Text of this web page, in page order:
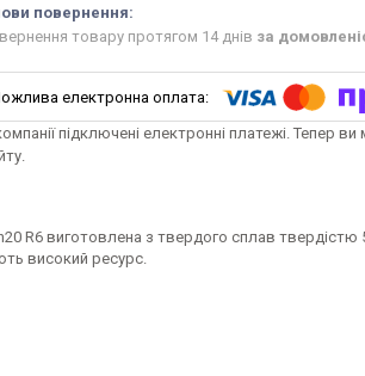
товару протягом 14 днів за
підключені електронні платежі. Тепер
R6 виготовлена з твердого сплав
високий ресурс.